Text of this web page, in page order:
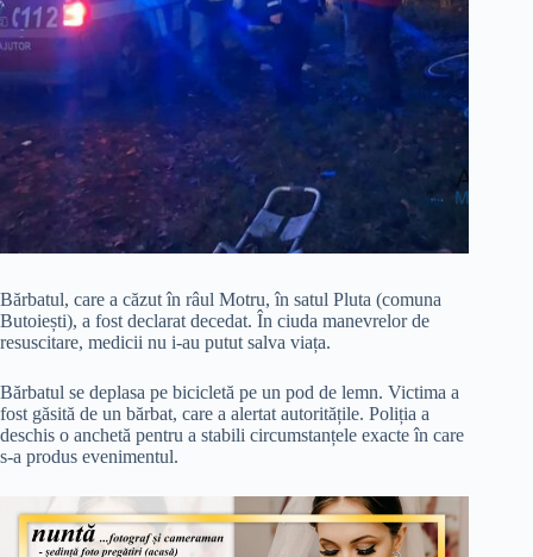
Bărbatul, care a căzut în râul Motru, în satul Pluta (comuna
Butoiești), a fost declarat decedat. În ciuda manevrelor de
resuscitare, medicii nu i-au putut salva viața.
Bărbatul se deplasa pe bicicletă pe un pod de lemn. Victima a
fost găsită de un bărbat, care a alertat autoritățile. Poliția a
deschis o anchetă pentru a stabili circumstanțele exacte în care
s-a produs evenimentul.